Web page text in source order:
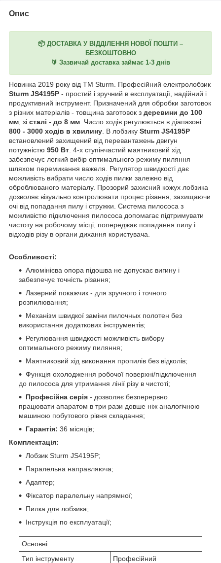
Опис
📦 ДОСТАВКА У ВІДДІЛЕННЯ НОВОЇ ПОШТИ –
БЕЗКОШТОВНО
🔰 Зазвичай доставка займає 1-3 днів
Новинка 2019 року від ТМ Sturm. Професійний електролобзик
Sturm JS4195P - простий і зручний в експлуатації, надійний і
продуктивний інструмент. Призначений для обробки заготовок
з різних матеріалів - товщина заготовок з деревини до 100
мм , зі сталі - до 8 мм . Число ходів регулюється в діапазоні
800 - 3000 ходів в хвилину . В лобзику Sturm JS4195P
встановлений захищений від перевантажень двигун
потужністю 950 Вт . 4-х ступінчастий маятниковий хід
забезпечує легкий вибір оптимального режиму пиляння
шляхом перемикання важеля. Регулятор швидкості дає
можливість вибрати число ходів пилки залежно від
оброблюваного матеріалу. Прозорий захисний кожух лобзика
дозволяє візуально контролювати процес різання, захищаючи
очі від попадання пилу і стружки. Система пилососа з
можливістю підключення пилососа допомагає підтримувати
чистоту на робочому місці, попереджає попадання пилу і
відходів різу в органи дихання користувача.
Особливості:
Алюмінієва опора підошва не допускає вигину і
забезпечує точність різання;
Лазерний покажчик - для зручного і точного
розпилювання;
Механізм швидкої заміни пилочных полотен без
використання додаткових інструментів;
Регулювання швидкості можливість вибору
оптимального режиму пиляння;
Маятниковий хід виконання пропилів без відколів;
Функція охолодження робочої поверхні/підключення
до пилососа для утримання лінії різу в чистоті;
Професійна серія - дозволяє безперервно
працювати апаратом в три рази довше ніж аналогічною
машиною побутового рівня складання;
Гарантія: 36 місяців;
Комплектація:
Лобзик Sturm JS4195P;
Паралельна направляюча;
Адаптер;
Фіксатор паралельну напрямної;
Пилка для лобзика;
Інструкція по експлуатації;
Основні
Тип інструменту
Професійний